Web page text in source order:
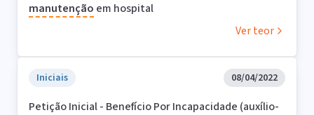
manutenção em hospital
Ver teor
Iniciais 08/04/2022
Petição Inicial - Benefício Por Incapacidade (auxílio-